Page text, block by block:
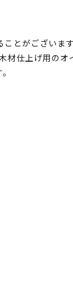
とがございま
材仕上げ用のオ